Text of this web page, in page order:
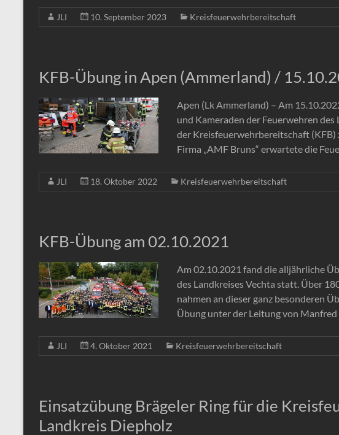
JLI 10. September 2023 Kreisfeuerwehrbereitschaft
KFB-Übung in Apen (Ammerland) /
Apen (Lk Ammerland) – Am
und Kameraden der Feuerwehren
der Kreisfeuerwehrbereitschaft (KFB)
Firma „AMF Bruns“ erwartete die
JLI 18. Oktober 2022 Kreisfeuerwehrbereitschaft
KFB-Übung am 02.10.2021
Am 02.10.2021 fand die alljährliche
des Landkreises Vechta statt. Über
nahmen an dieser ganz besonderen
Übung unter der Leitung von
JLI 4. Oktober 2021 Kreisfeuerwehrbereitschaft
Einsatzübung Brägeler Ring für die
Landkreis Diepholz